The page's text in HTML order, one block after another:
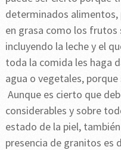
determinados alimentos,
en grasa como los frutos
incluyendo la leche y el
toda la comida les haga
agua o vegetales,
Aunque es cierto que
considerables y sobre
estado de la piel,
presencia de granitos es